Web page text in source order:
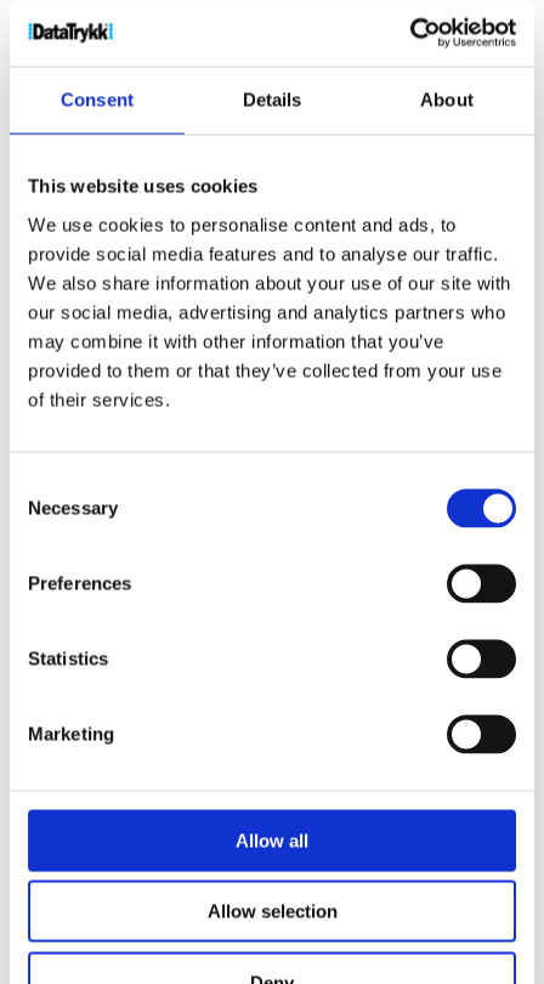
Consent Details About
This website uses cookies
We use cookies to personalise content and ads, to
provide social media features and to analyse our traffic.
We also share information about your use of our site with
our social media, advertising and analytics partners who
may combine it with other information that you’ve
provided to them or that they’ve collected from your use
of their services.
Selection
Necessary
Preferences
Statistics
Marketing
Allow all
Allow selection
Fyllepenner
Penner og skrivemateriell
Waterman
Kjøp produkt uten print
Ekstra informasjon
Send forespørsel om produkt med print
Dekorasjonsalternativer
Dekorasjonpriser
På lager
På lager
På
lager